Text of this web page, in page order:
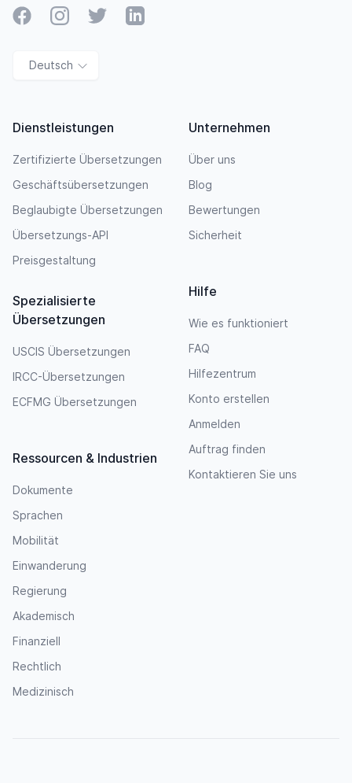
FacebookInstagramTwitter LinkedIn
Deutsch
Dienstleistungen
Zertifizierte Übersetzungen
Geschäftsübersetzungen
Beglaubigte Übersetzungen
Übersetzungs-API
Preisgestaltung
Spezialisierte
Übersetzungen
USCIS Übersetzungen
IRCC-Übersetzungen
ECFMG Übersetzungen
Ressourcen & Industrien
Dokumente
Sprachen
Mobilität
Einwanderung
Regierung
Akademisch
Finanziell
Rechtlich
Medizinisch
Unternehmen
Über uns
Blog
Bewertungen
Sicherheit
Hilfe
Wie es funktioniert
FAQ
Hilfezentrum
Konto erstellen
Anmelden
Auftrag finden
Kontaktieren Sie uns